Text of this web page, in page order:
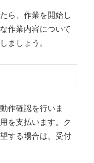
ら、作業を開始し
作業内容について
ましょう。
作確認を行いま
を支払います。ク
する場合は、受付